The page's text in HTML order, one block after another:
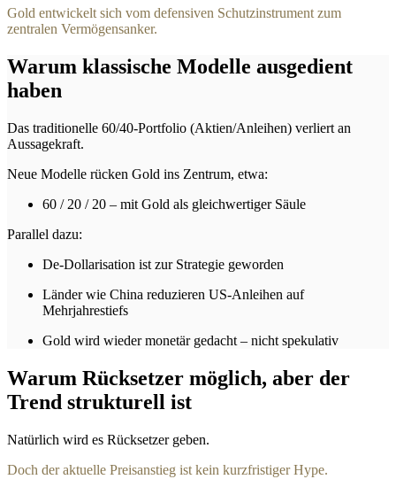
Gold entwickelt sich vom defensiven Schutzinstrument zum
zentralen Vermögensanker.
Warum klassische Modelle ausgedient
haben
Das traditionelle 60/40-Portfolio (Aktien/Anleihen) verliert an
Aussagekraft.
Neue Modelle rücken Gold ins Zentrum, etwa:
60 / 20 / 20 – mit Gold als gleichwertiger Säule
Parallel dazu:
De-Dollarisation ist zur Strategie geworden
Länder wie China reduzieren US-Anleihen auf
Mehrjahrestiefs
Gold wird wieder monetär gedacht – nicht spekulativ
Warum Rücksetzer möglich, aber der
Trend strukturell ist
Natürlich wird es Rücksetzer geben.
Doch der aktuelle Preisanstieg ist kein kurzfristiger Hype.